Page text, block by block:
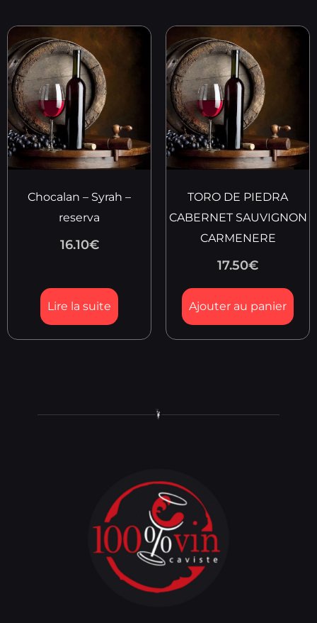
Chocalan – Syrah –
reserva
16.10€
Lire la suite
TORO DE PIEDRA
CABERNET SAUVIGNON
CARMENERE
17.50€
Ajouter au panier